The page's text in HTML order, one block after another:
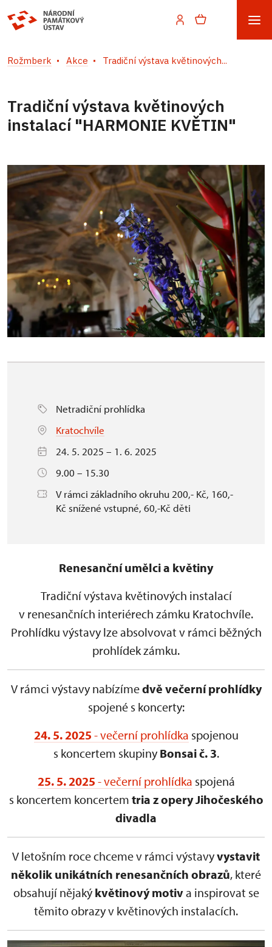
Rožmberk Akce Tradiční výstava květinových...
Tradiční výstava květinových
instalací "HARMONIE KVĚTIN"
Netradiční prohlídka
Kratochvíle
24. 5. 2025 – 1. 6. 2025
9.00 – 15.30
V rámci základního okruhu 200,- Kč, 160,-
Kč snížené vstupné, 60,-Kč děti
Renesanční umělci a květiny
Tradiční výstava květinových instalací
v renesančních interiérech zámku Kratochvíle.
Prohlídku výstavy lze absolvovat v rámci běžných
prohlídek zámku.
V rámci výstavy nabízímedvě večerní prohlídky
spojené s koncerty:
24. 5. 2025 - večerní prohlídka spojenou
s koncertem skupiny Bonsai č. 3.
25. 5. 2025 - večerní prohlídka spojená
s koncertem koncertem tria z opery Jihočeského
divadla
V letošním roce chceme v rámci výstavyvystavit
několik unikátních renesančních obrazů, které
obsahují nějaký květinový motiva inspirovat se
těmito obrazy v květinových instalacích.